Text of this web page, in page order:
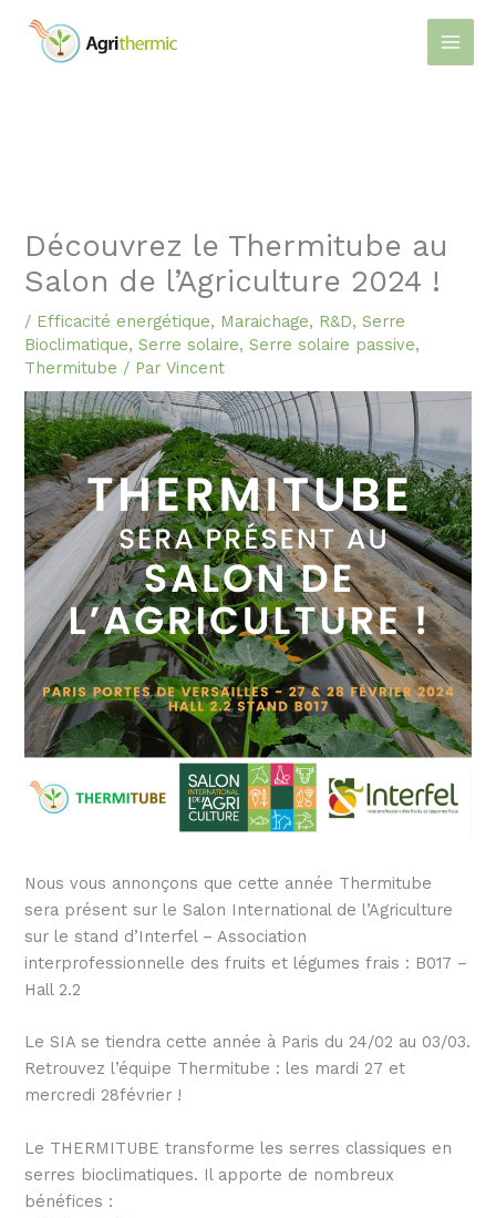
contenu
Découvrez le Thermitube au
Salon de l’Agriculture 2024 !
/ Efficacité energétique, Maraichage, R&D,Serre
Bioclimatique,Serre solaire,Serre solaire passive,
Thermitube / ParVincent
Nous vous annonçons que cette année Thermitube
sera présent sur le Salon International de l’Agriculture
sur le stand d’Interfel – Association
interprofessionnelle des fruits et légumes frais : B017 –
Hall 2.2
Le SIA se tiendra cette année à Paris du 24/02 au 03/03.
Retrouvez l’équipe Thermitube : les mardi 27 et
mercredi 28février !
Le THERMITUBE transforme les serres classiques en
serres bioclimatiques. Il apporte de nombreux
bénéfices :